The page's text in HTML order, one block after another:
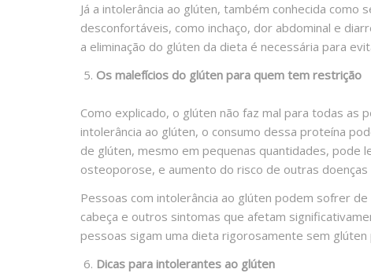
Já a intolerância ao glúten, também conhecida como
desconfortáveis, como inchaço, dor abdominal e
a eliminação do glúten da dieta é necessária para
Os malefícios do glúten para quem tem restrição
Como explicado, o glúten não faz mal para todas as
intolerância ao glúten, o consumo dessa proteína
de glúten, mesmo em pequenas quantidades, pode
osteoporose, e aumento do risco de outras doenças
Pessoas com intolerância ao glúten podem sofrer de
cabeça e outros sintomas que afetam
pessoas sigam uma dieta rigorosamente sem
Dicas para intolerantes ao glúten